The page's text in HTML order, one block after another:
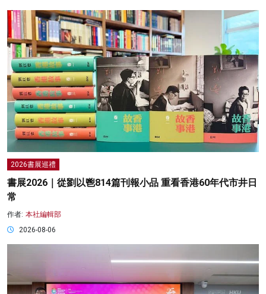
2026書展巡禮
書展2026｜從劉以鬯814篇刊報小品 重看香港60年代市井日
常
作者: 本社編輯部
2026-08-06